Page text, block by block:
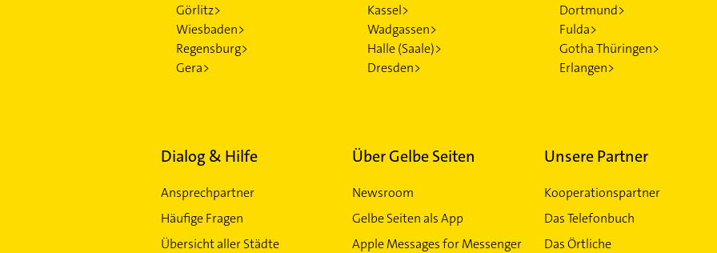
Görlitz>
Kassel> Dortmund>
Wiesbaden>
Wadgassen> Fulda>
Regensburg>
Halle (Saale)> Gotha Thüringen>
Gera>
Dresden> Erlangen>
Dialog & Hilfe
Ansprechpartner
Häufige Fragen
Übersicht aller Städte
Über Gelbe Seiten
Newsroom
Gelbe Seiten als App
Apple Messages for Messenger
Unsere Partner
Kooperationspartner
Das Telefonbuch
Das Örtliche